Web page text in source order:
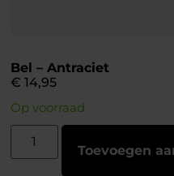
Bel – Antraciet
€ 14,95
Op voorraad
Toevoegen